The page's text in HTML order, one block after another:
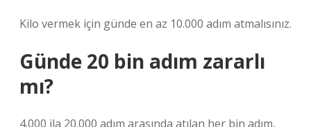
Kilo vermek için günde en az 10.000 adım atmalısınız.
Günde 20 bin adım zararlı
mı?
4.000 ila 20.000 adım arasında atılan her bin adım,